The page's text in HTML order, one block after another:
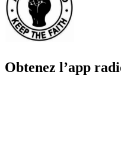
Obtenez l’app